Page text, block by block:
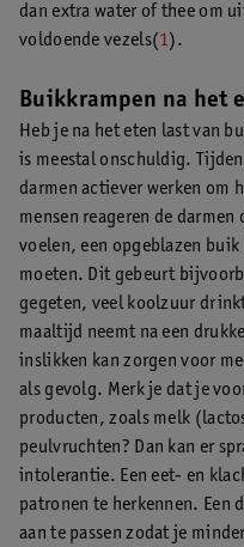
dan extra water of thee om
voldoende vezels(1).
Buikkrampen na het
Heb je na het eten last van
is meestal onschuldig.
darmen actiever werken om
mensen reageren de
voelen, een opgeblazen
moeten. Dit gebeurt
gegeten, veel koolzuur
maaltijd neemt na een
inslikken kan zorgen voor
als gevolg. Merk je dat je
producten, zoals melk
peulvruchten? Dan kan er
intolerantie. Een eet- en
patronen te herkennen. Een
aan te passen zodat je